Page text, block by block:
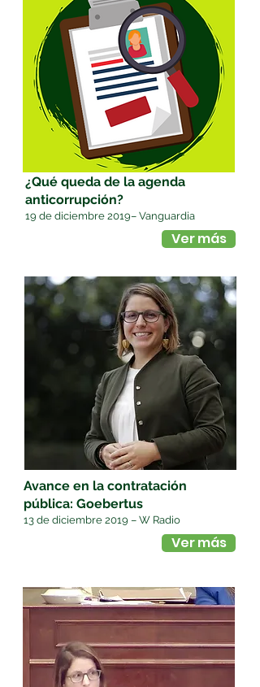
Ver más
¿Qué queda de la agenda
anticorrupción?
19 de diciembre 2019– Vanguardia
Ver más
Avance en la contratación
pública: Goebertus
13 de diciembre 2019 – W Radio